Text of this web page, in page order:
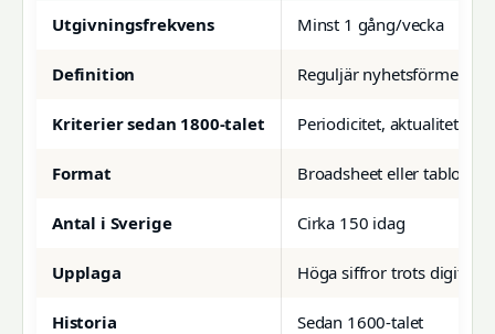
Utgivningsfrekvens Minst 1 gång/vecka
Definition Reguljär
Kriterier sedan 1800-talet Periodicitet, aktualitet,
Format Broadsheet eller tabloid
Antal i Sverige Cirka 150 idag
Upplaga Höga siffror trots
Historia Sedan 1600-talet